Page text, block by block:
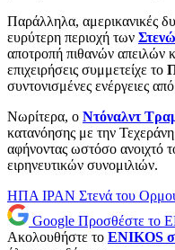
Παράλληλα, αμερικανικές
ευρύτερη περιοχή των
αποτροπή πιθανών απειλών
επιχειρήσεις συμμετείχε το
συντονισμένες ενέργειες
Νωρίτερα, ο Ντόναλντ
κατανόησης με την Τεχεράνη
αφήνοντας ωστόσο ανοιχτό
ειρηνευτικών συνομιλιών.
ΗΠΑΙΡΑΝ Στενά του
Google Προσθέστε το
Ακολουθήστε το ENIKOS